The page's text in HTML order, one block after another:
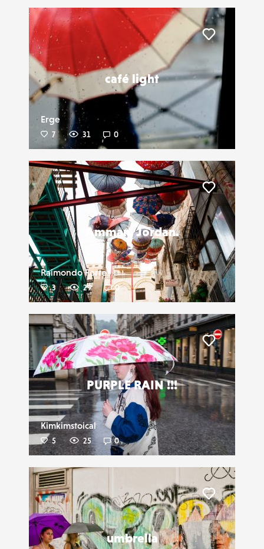
café light
Erge
7 31 0
Amman, Jordan.
Raimondo Forte
3 29 0
Liker
PURPLE RAIN !!!
Kimkimstoical
5 25 0
Liker
umbrella
Liker